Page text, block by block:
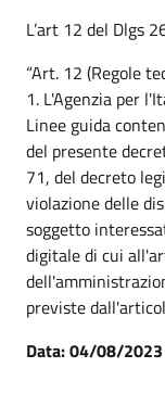
L’art 12 del Dlgs
“Art. 12 (Regole
1. L'Agenzia per
Linee guida
del presente
71, del decreto
violazione delle
soggetto
digitale di cui
previste
Data: 04/08/2023